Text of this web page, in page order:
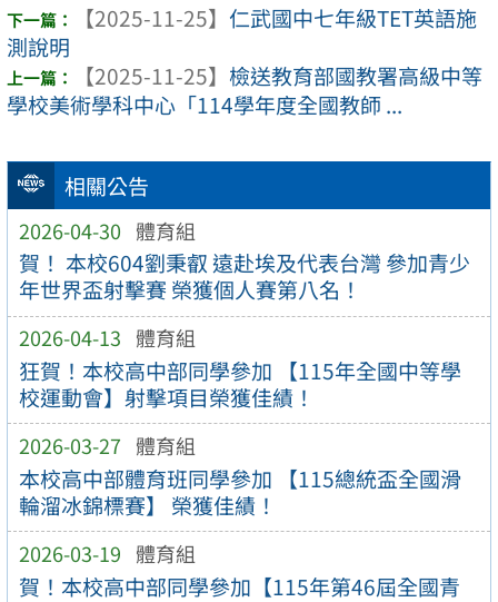
相關公告
2026-04-30 體育組
賀！ 本校604劉秉叡 遠赴埃及代表台灣 參加青少
年世界盃射擊賽 榮獲個人賽第八名！
2026-04-13 體育組
狂賀！本校高中部同學參加 【115年全國中等學
校運動會】射擊項目榮獲佳績！
2026-03-27 體育組
本校高中部體育班同學參加 【115總統盃全國滑
輪溜冰錦標賽】 榮獲佳績！
2026-03-19 體育組
賀！本校高中部同學參加【115年第46屆全國青
【2025-11-25】 仁武國中七年級TET英語施
測說明
【2025-11-25】 檢送教育部國教署高級中等
學校美術學科中心「114學年度全國教師 ...